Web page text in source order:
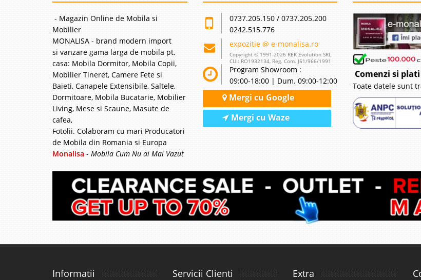
- Magazin Online de Mobila si
Mobilier
MONALISA - brand modern import
si vanzare gama larga de mobila pt.
casa: Mobila Dormitor, Mobila Copii,
Mobilier Tineret, Camere Fete si
Baieti, Canapele Extensibile, Saltele,
Dormitoare, Mobila Bucatarie, Mobilier
Living, Mese si Scaune, Masute de
cafea,
Fotolii. Colaboram cu mari Producatori
de Mobila din Romania si Europa
Monalisa - Mobila Cum Nu ai Mai Vazut
0737.205.150 / 0737.205.200
0242.515.776
expozitie @ e-monalisa.ro
Copyright © 1991-2026 REK Evolution SRL
CUI: RO1932134, Reg. Com. J51/966/1991
Program Showroom :
09:00-18:00 | Dum. 09:00-12:00
Mergi cu Google
Mergi cu Waze
Comenzi si
Toate datele sunt
Informatii Servicii Clienti Extra